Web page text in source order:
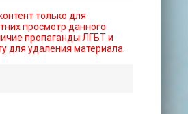
только для
просмотр данного
пропаганды ЛГБТ и
для удаления материала.